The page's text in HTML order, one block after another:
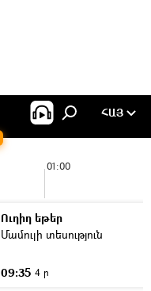
ՀԱՅ
01:00
Ուղիղ եթեր
Մամուլի տեսություն
09:35 4 ր